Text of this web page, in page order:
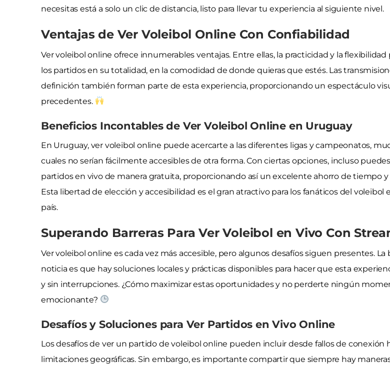
necesitas está a solo un clic de distancia, listo para llevar tu experiencia al siguiente nivel.
Ventajas de Ver Voleibol Online Con Confiabilidad
Ver voleibol online ofrece innumerables ventajas. Entre ellas, la practicidad y la flexibilidad
los partidos en su totalidad, en la comodidad de donde quieras que estés. Las
definición también forman parte de esta experiencia, proporcionando un espectáculo
precedentes.
Beneficios Incontables de Ver Voleibol Online en Uruguay
En Uruguay, ver voleibol online puede acercarte a las diferentes ligas y campeonatos,
cuales no serían fácilmente accesibles de otra forma. Con ciertas opciones, incluso
partidos en vivo de manera gratuita, proporcionando así un excelente ahorro de tiempo y
Esta libertad de elección y accesibilidad es el gran atractivo para los fanáticos del voleibol
país.
Superando Barreras Para Ver Voleibol en Vivo Con
Ver voleibol online es cada vez más accesible, pero algunos desafíos siguen presentes. La
noticia es que hay soluciones locales y prácticas disponibles para hacer que esta
y sin interrupciones. ¿Cómo maximizar estas oportunidades y no perderte ningún
emocionante?
Desafíos y Soluciones para Ver Partidos en Vivo Online
Los desafíos de ver un partido de voleibol online pueden incluir desde fallos de conexión
limitaciones geográficas. Sin embargo, es importante compartir que siempre hay